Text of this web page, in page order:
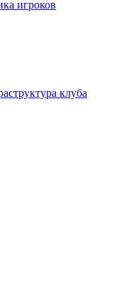
игроков
клуба